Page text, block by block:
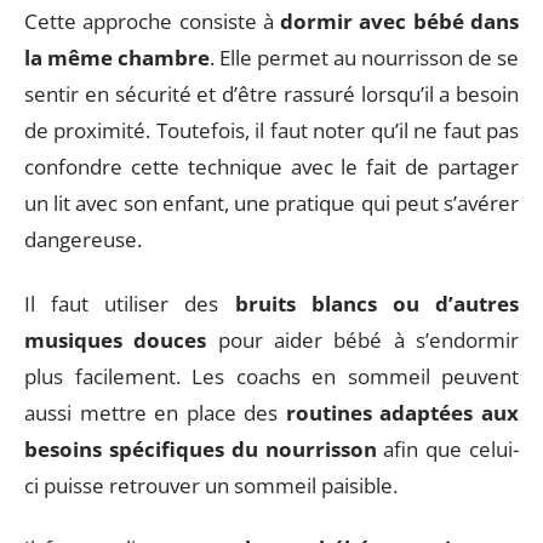
Cette approche consiste àdormir avec bébé dans
la même chambre. Elle permet au nourrisson de se
sentir en sécurité et d’être rassuré lorsqu’il a besoin
de proximité. Toutefois, il faut noter qu’il ne faut pas
confondre cette technique avec le fait de partager
un lit avec son enfant, une pratique qui peut s’avérer
dangereuse.
Il faut utiliser des bruits blancs ou d’autres
musiques douces pour aider bébé à s’endormir
plus facilement. Les coachs en sommeil peuvent
aussi mettre en place des routines adaptées aux
besoins spécifiques du nourrisson afin que celui-
ci puisse retrouver un sommeil paisible.